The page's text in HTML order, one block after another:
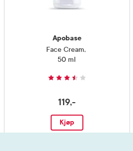
Apobase
Face Cream,
50 ml
119,-
Kjøp